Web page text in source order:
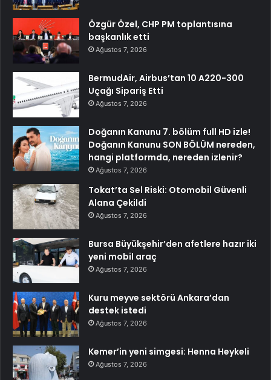
Özgür Özel, CHP PM toplantısına
başkanlık etti
Ağustos 7, 2026
BermudAir, Airbus’tan 10 A220-300
Uçağı Sipariş Etti
Ağustos 7, 2026
Doğanın Kanunu 7. bölüm full HD izle!
Doğanın Kanunu SON BÖLÜM nereden,
hangi platformda, nereden izlenir?
Ağustos 7, 2026
Tokat’ta Sel Riski: Otomobil Güvenli
Alana Çekildi
Ağustos 7, 2026
Bursa Büyükşehir’den afetlere hazır iki
yeni mobil araç
Ağustos 7, 2026
Kuru meyve sektörü Ankara’dan
destek istedi
Ağustos 7, 2026
Kemer’in yeni simgesi: Henna Heykeli
Ağustos 7, 2026